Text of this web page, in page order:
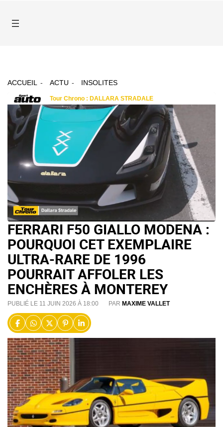
ACCUEIL ACTU INSOLITES
FERRARI F50 GIALLO MODENA :
POURQUOI CET EXEMPLAIRE
ULTRA-RARE DE 1996
POURRAIT AFFOLER LES
ENCHÈRES À MONTEREY
PUBLIÉ LE 11 JUIN 2026 À 18:00 PAR MAXIME VALLET